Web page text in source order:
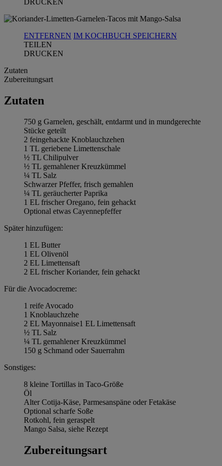
ENTFERNEN IM KOCHBUCH SPEICHERN
TEILEN
DRUCKEN
Zutaten
Zubereitungsart
Zutaten
750 g Garnelen, geschält, entdarmt und in mundgerechte
Stücke geteilt
2 feingehackte Knoblauchzehen
1 TL geriebene Limettenschale
½ TL Chilipulver
½ TL gemahlener Kreuzkümmel
¼ TL Salz
Schwarzer Pfeffer, frisch gemahlen
¼ TL geräucherter Paprika
1 EL frischer Oregano, fein gehackt
Optional etwas Cayennepfeffer
Später hinzufügen:
1 EL Butter
1 EL Olivenöl
2 EL Limettensaft
2 EL frischer Koriander, fein gehackt
Für die Avocadocreme:
1 reife Avocado
1 Knoblauchzehe
2 EL Mayonnaise1 EL Limettensaft
½ TL Salz
¼ TL gemahlener Kreuzkümmel
150 g Schmand oder Sauerrahm
Sonstiges:
8 kleine Tortillas in Taco-Größe
Öl
Alter Cotija-Käse, Parmesanspäne oder Fetakäse
Optional scharfe Soße
Rotkohl, fein geraspelt
Mango Salsa, siehe Rezept
Zubereitungsart